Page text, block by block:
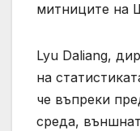
митниците на
Lyu Daliang,
на
че въпреки
среда,